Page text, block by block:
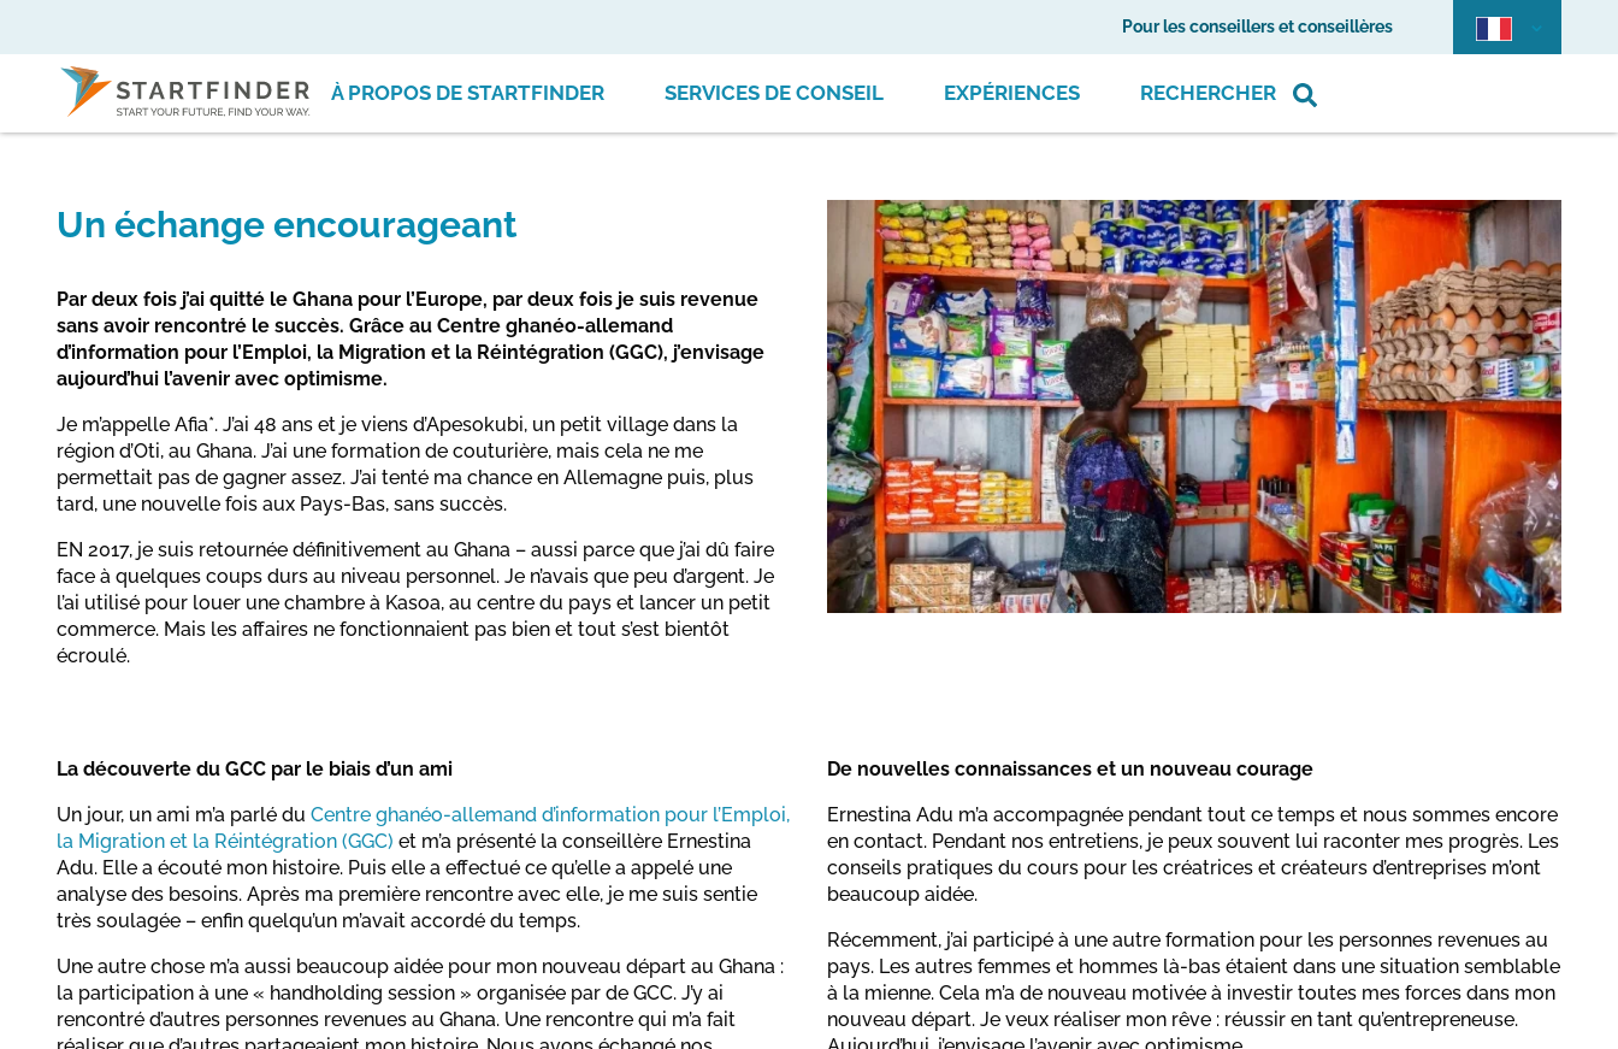
Pour les conseillers et conseillères
À PROPOS DE STARTFINDER SERVICES DE CONSEIL EXPÉRIENCES RECHERCHER
Un échange encourageant
Par deux fois j’ai quitté le Ghana pour l’Europe, par deux fois je suis revenue
sans avoir rencontré le succès. Grâce au Centre ghanéo-allemand
d’information pour l’Emploi, la Migration et la Réintégration (GGC), j’envisage
aujourd’hui l’avenir avec optimisme.
Je m’appelle Afia*. J’ai 48 ans et je viens d’Apesokubi, un petit village dans la
région d’Oti, au Ghana. J’ai une formation de couturière, mais cela ne me
permettait pas de gagner assez. J’ai tenté ma chance en Allemagne puis, plus
tard, une nouvelle fois aux Pays-Bas, sans succès.
EN 2017, je suis retournée définitivement au Ghana – aussi parce que j’ai dû faire
face à quelques coups durs au niveau personnel. Je n’avais que peu d’argent. Je
l’ai utilisé pour louer une chambre à Kasoa, au centre du pays et lancer un petit
commerce. Mais les affaires ne fonctionnaient pas bien et tout s’est bientôt
écroulé.
La découverte du GCC par le biais d’un ami
Un jour, un ami m’a parlé du Centre ghanéo-allemand d’information pour l’Emploi,
la Migration et la Réintégration (GGC) et m’a présenté la conseillère Ernestina
Adu. Elle a écouté mon histoire. Puis elle a effectué ce qu’elle a appelé une
analyse des besoins. Après ma première rencontre avec elle, je me suis sentie
très soulagée – enfin quelqu’un m’avait accordé du temps.
Une autre chose m’a aussi beaucoup aidée pour mon nouveau départ au Ghana :
la participation à une « handholding session » organisée par de GCC. J’y ai
rencontré d’autres personnes revenues au Ghana. Une rencontre qui m’a fait
De nouvelles connaissances et un nouveau courage
Ernestina Adu m’a accompagnée pendant tout ce temps et nous sommes encore
en contact. Pendant nos entretiens, je peux souvent lui raconter mes progrès. Les
conseils pratiques du cours pour les créatrices et créateurs d’entreprises m’ont
beaucoup aidée.
Récemment, j’ai participé à une autre formation pour les personnes revenues au
pays. Les autres femmes et hommes là-bas étaient dans une situation semblable
à la mienne. Cela m’a de nouveau motivée à investir toutes mes forces dans mon
nouveau départ. Je veux réaliser mon rêve : réussir en tant qu’entrepreneuse.